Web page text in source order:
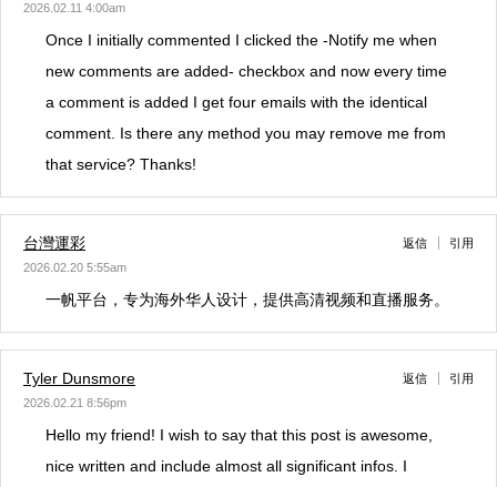
2026.02.11 4:00am
Once I initially commented I clicked the -Notify me when
new comments are added- checkbox and now every time
a comment is added I get four emails with the identical
comment. Is there any method you may remove me from
that service? Thanks!
台灣運彩
2026.02.20 5:55am
返信 引用
一帆平台，专为海外华人设计，提供高清视频和直播服务。
Tyler Dunsmore
2026.02.21 8:56pm
返信 引用
Hello my friend! I wish to say that this post is awesome,
nice written and include almost all significant infos. I